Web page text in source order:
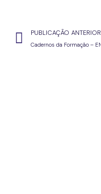
PUBLICAÇÃO ANTERIOR